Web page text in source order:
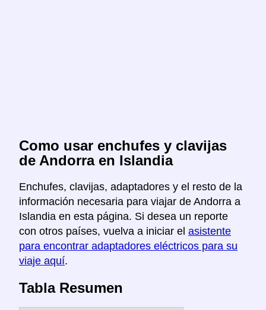
Como usar enchufes y clavijas
de Andorra en Islandia
Enchufes, clavijas, adaptadores y el resto de la
información necesaria para viajar de Andorra a
Islandia en esta página. Si desea un reporte
con otros países, vuelva a iniciar el asistente
para encontrar adaptadores eléctricos para su
viaje aquí.
Tabla Resumen